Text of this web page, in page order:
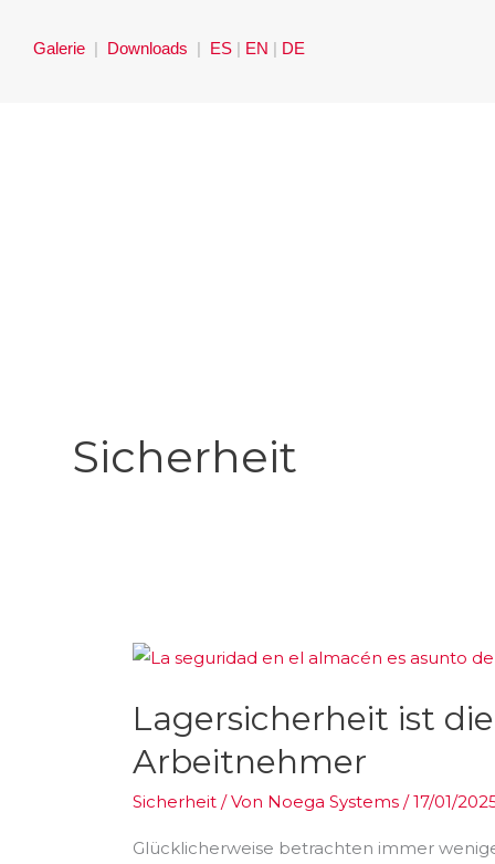
InhaltGalerie | Downloads | ES | EN | DE
Sicherheit
Lagersicherheit ist
Arbeitnehmer
Sicherheit / Von Noega Systems/17/01/
Glücklicherweise betrachten immer
Lagersicherheit
die
Angelegenheit
aller
Arbeitnehmer